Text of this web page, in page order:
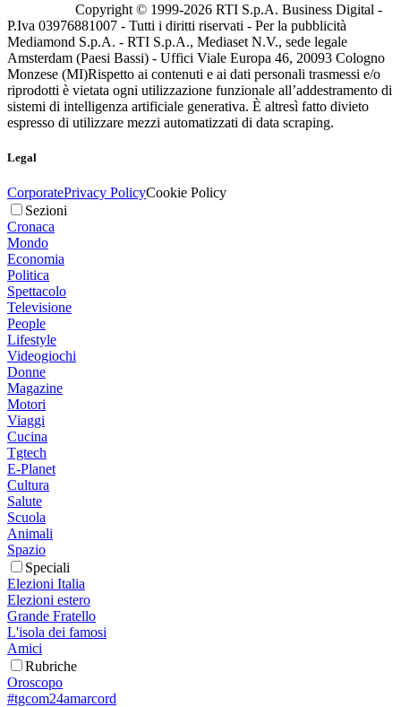
Copyright © 1999-2026 RTI S.p.A. Business Digital -
P.Iva 03976881007 - Tutti i diritti riservati - Per la pubblicità
Mediamond S.p.A. - RTI S.p.A., Mediaset N.V., sede legale
Amsterdam (Paesi Bassi) - Uffici Viale Europa 46, 20093 Cologno
Monzese (MI)Rispetto ai contenuti e ai dati personali trasmessi e/o
riprodotti è vietata ogni utilizzazione funzionale all’addestramento di
sistemi di intelligenza artificiale generativa. È altresì fatto divieto
espresso di utilizzare mezzi automatizzati di data scraping.
Legal
CorporatePrivacy PolicyCookie Policy
Sezioni
Cronaca
Mondo
Economia
Politica
Spettacolo
Televisione
People
Lifestyle
Videogiochi
Donne
Magazine
Motori
Viaggi
Cucina
Tgtech
E-Planet
Cultura
Salute
Scuola
Animali
Spazio
Speciali
Elezioni Italia
Elezioni estero
Grande Fratello
L'isola dei famosi
Amici
Rubriche
Oroscopo
#tgcom24amarcord